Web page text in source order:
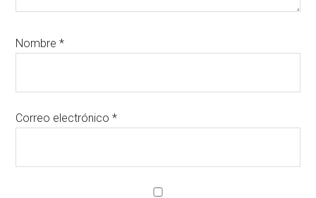
Nombre*
Correo electrónico*